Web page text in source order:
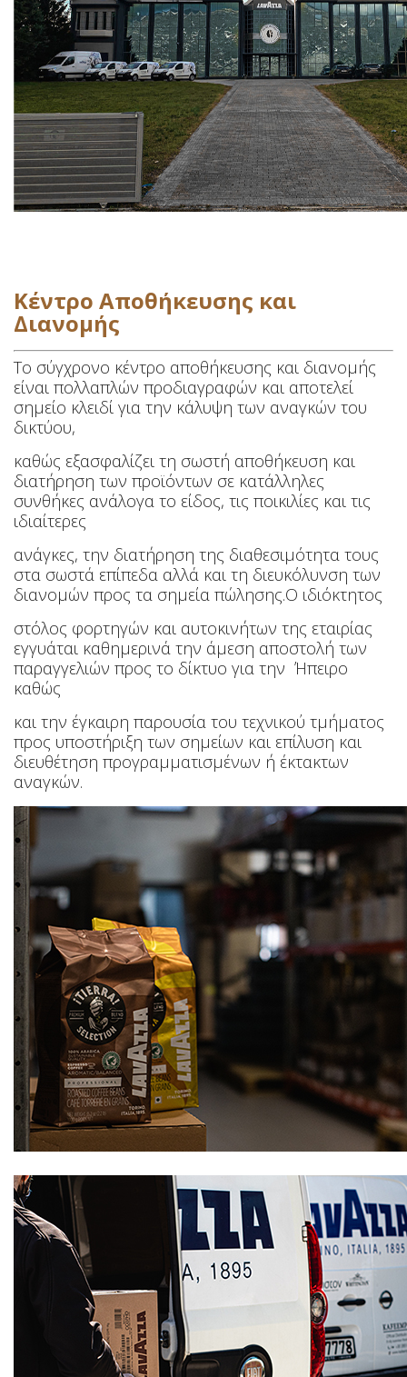
Κέντρο Αποθήκευσης και
Διανομής
Το σύγχρονο κέντρο αποθήκευσης και διανομής
είναι πολλαπλών προδιαγραφών και αποτελεί
σημείο κλειδί για την κάλυψη των αναγκών του
δικτύου,
καθώς εξασφαλίζει τη σωστή αποθήκευση και
διατήρηση των προϊόντων σε κατάλληλες
συνθήκες ανάλογα το είδος, τις ποικιλίες και τις
ιδιαίτερες
ανάγκες, την διατήρηση της διαθεσιμότητα τους
στα σωστά επίπεδα αλλά και τη διευκόλυνση των
διανομών προς τα σημεία πώλησης.Ο ιδιόκτητος
στόλος φορτηγών και αυτοκινήτων της εταιρίας
εγγυάται καθημερινά την άμεση αποστολή των
παραγγελιών προς το δίκτυο για την Ήπειρο
καθώς
και την έγκαιρη παρουσία του τεχνικού τμήματος
προς υποστήριξη των σημείων και επίλυση και
διευθέτηση προγραμματισμένων ή έκτακτων
αναγκών.